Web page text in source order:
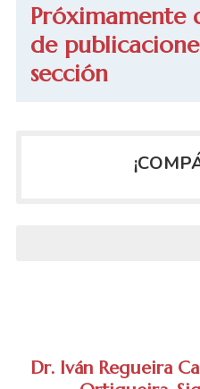
Próximamente
de
sección
Dr. Iván Regueira